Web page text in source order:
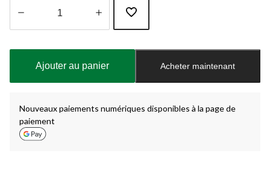
à
Ajouter au panier Acheter maintenant
Nouveaux paiements numériques disponibles à la page de
paiement